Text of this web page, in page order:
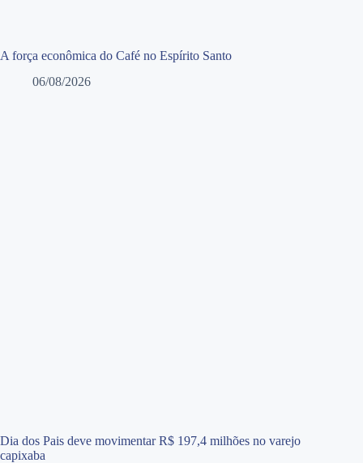
A força econômica do Café no Espírito Santo
06/08/2026
Dia dos Pais deve movimentar R$ 197,4 milhões no varejo
capixaba